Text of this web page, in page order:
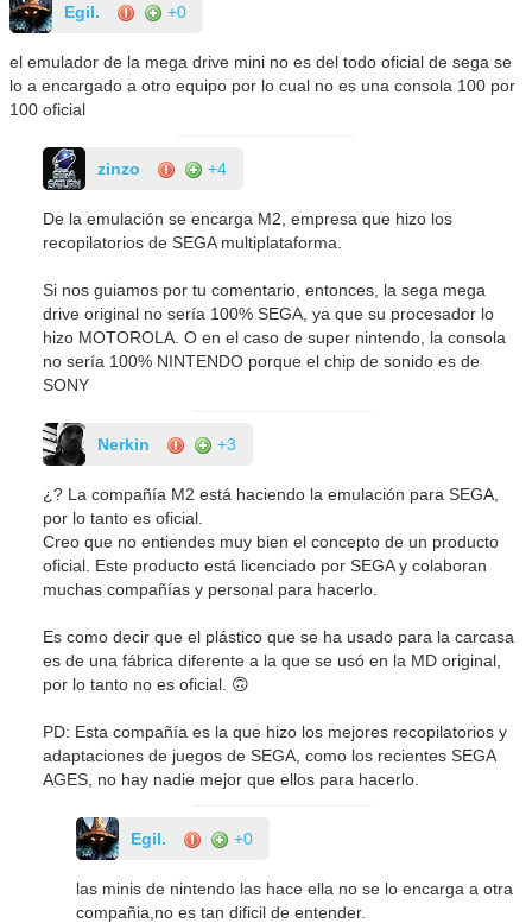
Egil. +0
el emulador de la mega drive mini no es del todo oficial de sega se
lo a encargado a otro equipo por lo cual no es una consola 100 por
100 oficial
zinzo +4
De la emulación se encarga M2, empresa que hizo los
recopilatorios de SEGA multiplataforma.
Si nos guiamos por tu comentario, entonces, la sega mega
drive original no sería 100% SEGA, ya que su procesador lo
hizo MOTOROLA. O en el caso de super nintendo, la consola
no sería 100% NINTENDO porque el chip de sonido es de
SONY
Nerkin +3
¿? La compañía M2 está haciendo la emulación para SEGA,
por lo tanto es oficial.
Creo que no entiendes muy bien el concepto de un producto
oficial. Este producto está licenciado por SEGA y colaboran
muchas compañías y personal para hacerlo.
Es como decir que el plástico que se ha usado para la carcasa
es de una fábrica diferente a la que se usó en la MD original,
por lo tanto no es oficial. 🙃
PD: Esta compañía es la que hizo los mejores recopilatorios y
adaptaciones de juegos de SEGA, como los recientes SEGA
AGES, no hay nadie mejor que ellos para hacerlo.
Egil. +0
las minis de nintendo las hace ella no se lo encarga a otra
compañia,no es tan dificil de entender.